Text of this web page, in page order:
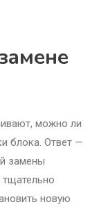
можно ли
блока. Ответ —
замены
новую